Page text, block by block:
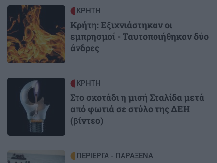
Image ΚΡΗΤΗ
Κρήτη: Εξιχνιάστηκαν οι
εμπρησμοί - Ταυτοποιήθηκαν δύο
άνδρες
Image ΚΡΗΤΗ
Στο σκοτάδι η μισή Σταλίδα μετά
από φωτιά σε στύλο της ΔΕΗ
(βίντεο)
Image ΠΕΡΙΕΡΓΑ - ΠΑΡΑΞΕΝΑ